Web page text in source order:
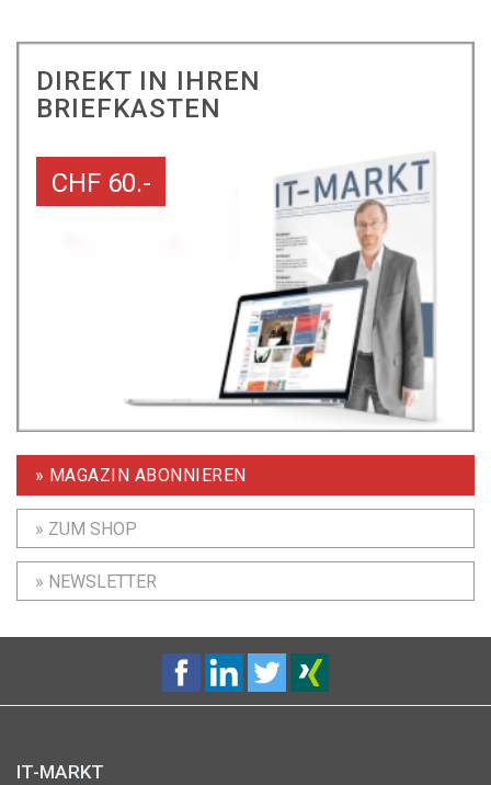
DIREKT IN IHREN
BRIEFKASTEN
CHF 60.-
» MAGAZIN ABONNIEREN
» ZUM SHOP
» NEWSLETTER
IT-MARKT